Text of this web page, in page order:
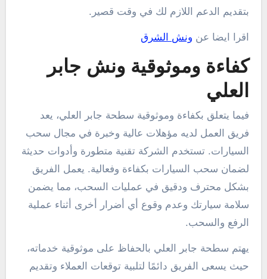
بتقديم الدعم اللازم لك في وقت قصير.
اقرا ايضا عن ونش الشرق
كفاءة وموثوقية ونش جابر
العلي
فيما يتعلق بكفاءة وموثوقية سطحة جابر العلي، يعد
فريق العمل لديه مؤهلات عالية وخبرة في مجال سحب
السيارات. تستخدم الشركة تقنية متطورة وأدوات حديثة
لضمان سحب السيارات بكفاءة وفعالية. يعمل الفريق
بشكل محترف ودقيق في عمليات السحب، مما يضمن
سلامة سيارتك وعدم وقوع أي أضرار أخرى أثناء عملية
الرفع والسحب.
يهتم سطحة جابر العلي بالحفاظ على موثوقية خدماته،
حيث يسعى الفريق دائمًا لتلبية توقعات العملاء وتقديم